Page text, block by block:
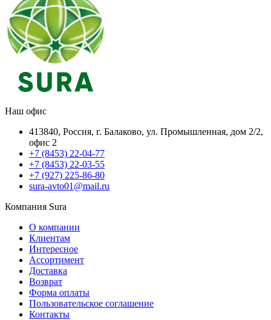
Наш офис
413840, Россия, г. Балаково, ул. Промышленная, дом 2/2,
офис 2
+7 (8453) 22-04-77
+7 (8453) 22-03-55
+7 (927) 225-86-80
sura-avto01@mail.ru
Компания Sura
О компании
Клиентам
Интересное
Ассортимент
Доставка
Возврат
Форма оплаты
Пользовательское соглашение
Контакты